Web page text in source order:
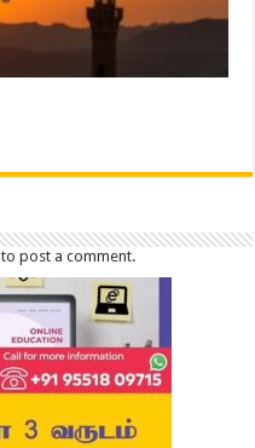
to post a comment.